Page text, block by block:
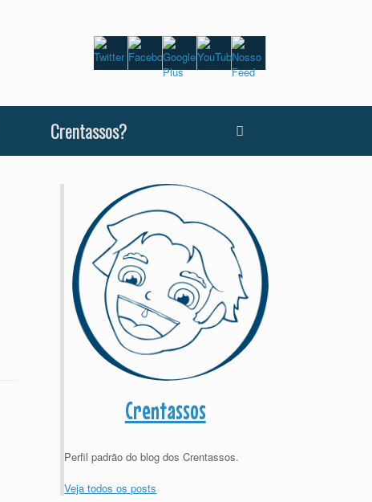
Crentassos?
Crentassos
Perfil padrão do blog dos Crentassos.
Veja todos os posts